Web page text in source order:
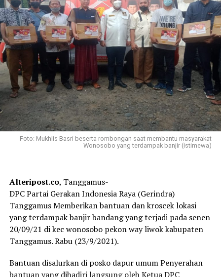
Foto: Mukhlis Basri beserta rombongan saat membantu masyarakat
Wonosobo yang terdampak banjir (istimewa)
Alteripost.co, Tanggamus-
DPC Partai Gerakan Indonesia Raya (Gerindra)
Tanggamus Memberikan bantuan dan kroscek lokasi
yang terdampak banjir bandang yang terjadi pada senen
20/09/21 di kec wonosobo pekon way liwok kabupaten
Tanggamus. Rabu (23/9/2021).
Bantuan disalurkan di posko dapur umum Penyerahan
bantuan yang dihadiri langsung oleh Ketua DPC